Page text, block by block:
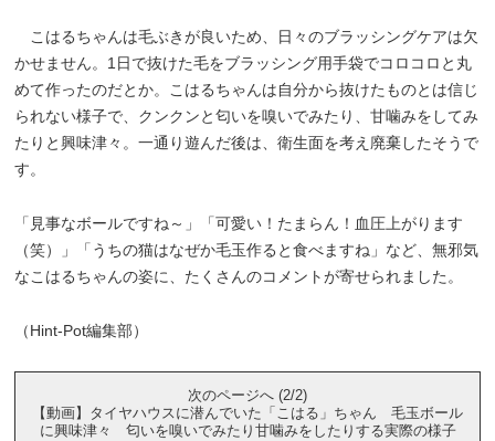
こはるちゃんは毛ぶきが良いため、日々のブラッシングケアは欠
かせません。1日で抜けた毛をブラッシング用手袋でコロコロと丸
めて作ったのだとか。こはるちゃんは自分から抜けたものとは信じ
られない様子で、クンクンと匂いを嗅いでみたり、甘噛みをしてみ
たりと興味津々。一通り遊んだ後は、衛生面を考え廃棄したそうで
す。
「見事なボールですね～」「可愛い！たまらん！血圧上がります
（笑）」「うちの猫はなぜか毛玉作ると食べますね」など、無邪気
なこはるちゃんの姿に、たくさんのコメントが寄せられました。
（Hint-Pot編集部）
次のページへ (2/2)
【動画】タイヤハウスに潜んでいた「こはる」ちゃん 毛玉ボール
に興味津々 匂いを嗅いでみたり甘噛みをしたりする実際の様子